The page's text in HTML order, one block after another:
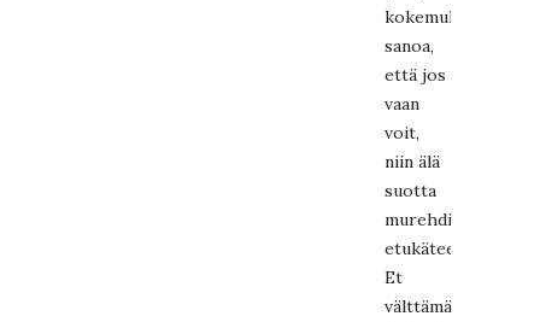
kokemuksella
sanoa,
että jos
vaan
voit,
niin älä
suotta
murehdi
etukäteen.
Et
välttämättä